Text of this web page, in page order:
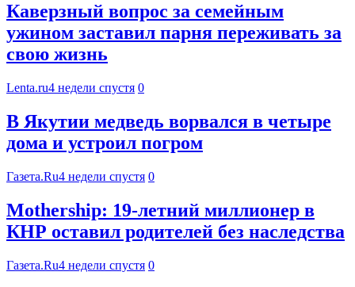
Каверзный вопрос за семейным
ужином заставил парня переживать за
свою жизнь
Lenta.ru4 недели спустя 0
В Якутии медведь ворвался в четыре
дома и устроил погром
Газета.Ru4 недели спустя 0
Mothership: 19-летний миллионер в
КНР оставил родителей без наследства
Газета.Ru4 недели спустя 0